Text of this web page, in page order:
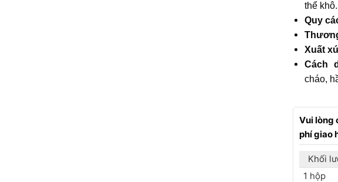
thể khô.
Quy
Xuất
Cách
cháo,
Vui lòng
phí giao
Khối
1 hộp